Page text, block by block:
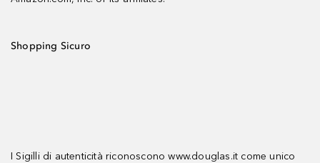
Shopping Sicuro
I Sigilli di autenticità riconoscono www.douglas.it come unico